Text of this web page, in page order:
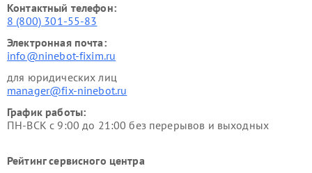
Контактный телефон:
8 (800) 301-55-83
Электронная почта:
info@ninebot-fixim.ru
для юридических лиц
manager@fix-ninebot.ru
График работы:
ПН-ВСК с 9:00 до 21:00 без перерывов и выходных
Рейтинг сервисного центра